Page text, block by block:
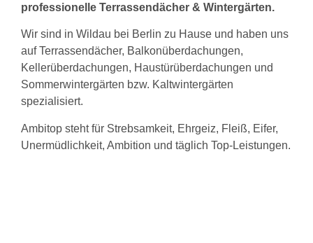
professionelle Terrassendächer & Wintergärten.
Wir sind in Wildau bei Berlin zu Hause und haben uns
auf Terrassendächer, Balkonüberdachungen,
Kellerüberdachungen, Haustürüberdachungen und
Sommerwintergärten bzw. Kaltwintergärten
spezialisiert.
Ambitop steht für Strebsamkeit, Ehrgeiz, Fleiß, Eifer,
Unermüdlichkeit, Ambition und täglich Top-Leistungen.